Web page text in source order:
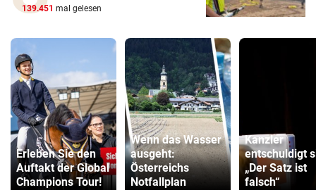
139.451 mal gelesen
Erleben Sie den
Auftakt der Global
Champions Tour!
Wenn das Wasser
ausgeht:
Österreichs
Notfallplan
Kanzler
entschuldigt
„Der Satz ist
falsch“